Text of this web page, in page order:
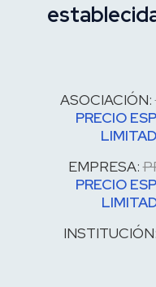
ASOCIACIÓN:
PRECIO
EMPRESA:
PRECIO
INSTITUCIÓN: